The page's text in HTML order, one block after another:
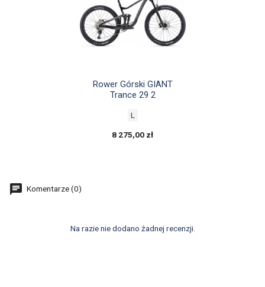
Szybki podgląd
Rower Górski GIANT
Trance 29 2
L
8 275,00 zł
Komentarze (0)
Na razie nie dodano żadnej recenzji.